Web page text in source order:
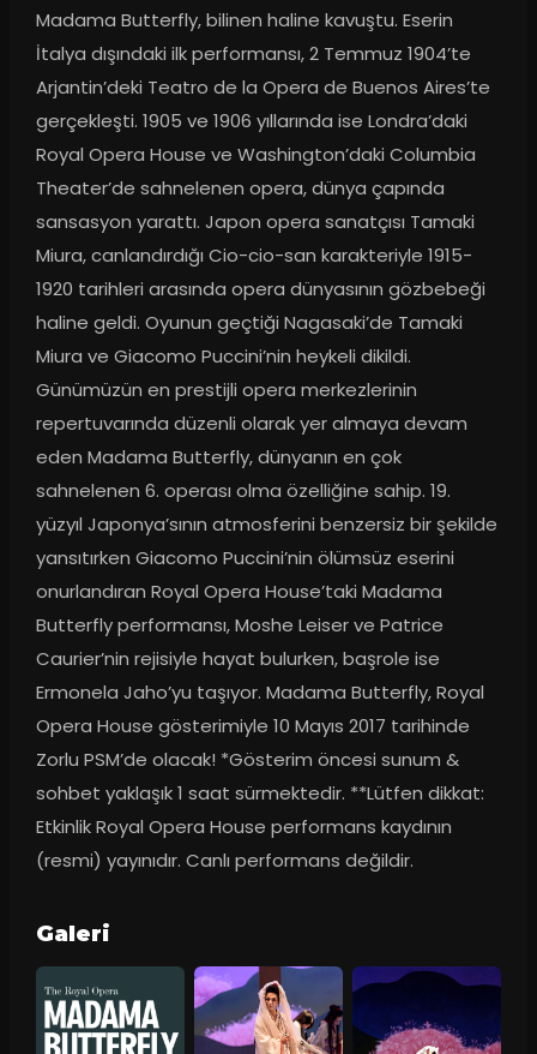
Madama Butterfly, bilinen haline kavuştu. Eserin
İtalya dışındaki ilk performansı, 2 Temmuz 1904’te
Arjantin’deki Teatro de la Opera de Buenos Aires’te
gerçekleşti. 1905 ve 1906 yıllarında ise Londra’daki
Royal Opera House ve Washington’daki Columbia
Theater’de sahnelenen opera, dünya çapında
sansasyon yarattı. Japon opera sanatçısı Tamaki
Miura, canlandırdığı Cio-cio-san karakteriyle 1915-
1920 tarihleri arasında opera dünyasının gözbebeği
haline geldi. Oyunun geçtiği Nagasaki’de Tamaki
Miura ve Giacomo Puccini’nin heykeli dikildi.
Günümüzün en prestijli opera merkezlerinin
repertuvarında düzenli olarak yer almaya devam
eden Madama Butterfly, dünyanın en çok
sahnelenen 6. operası olma özelliğine sahip. 19.
yüzyıl Japonya’sının atmosferini benzersiz bir şekilde
yansıtırken Giacomo Puccini’nin ölümsüz eserini
onurlandıran Royal Opera House’taki Madama
Butterfly performansı, Moshe Leiser ve Patrice
Caurier’nin rejisiyle hayat bulurken, başrole ise
Ermonela Jaho’yu taşıyor. Madama Butterfly, Royal
Opera House gösterimiyle 10 Mayıs 2017 tarihinde
Zorlu PSM’de olacak! *Gösterim öncesi sunum &
sohbet yaklaşık 1 saat sürmektedir. **Lütfen dikkat:
Etkinlik Royal Opera House performans kaydının
(resmi) yayınıdır. Canlı performans değildir.
Galeri